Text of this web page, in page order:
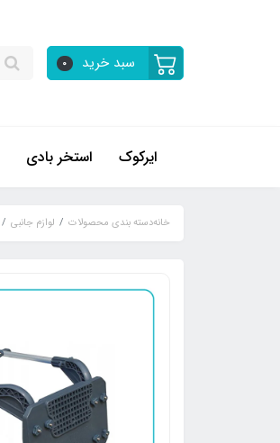
سبد خرید 0
ایرکوک استخر بادی
خانهدسته بندی محصولات لوازم جانبی